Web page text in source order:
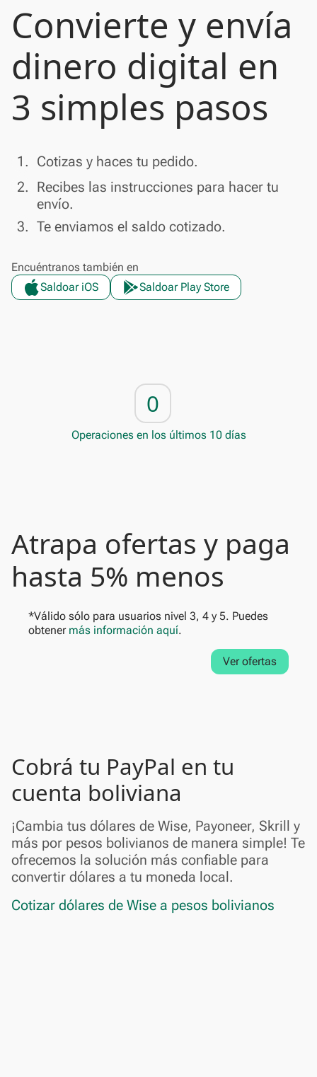
Convierte y envía
dinero digital en
3 simples pasos
done
1. Cotizas y haces tu pedido.
done
2. Recibes las instrucciones para hacer tu
envío.
done
3. Te enviamos el saldo cotizado.
Encuéntranos también en
Saldoar iOS
Saldoar Play Store
0
Operaciones en los últimos 10 días
Atrapa ofertas y paga
hasta 5% menos
*Válido sólo para usuarios nivel 3, 4 y 5. Puedes
obtener más información aquí.
Ver ofertas
Cobrá tu PayPal en tu
cuenta boliviana
¡Cambia tus dólares de Wise, Payoneer, Skrill y
más por pesos bolivianos de manera simple! Te
ofrecemos la solución más confiable para
convertir dólares a tu moneda local.
Cotizar dólares de Wise a pesos bolivianos